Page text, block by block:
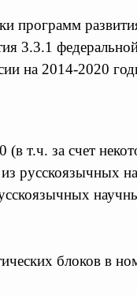
программ
3.3.1
на 2014-2020
т.ч. за счет
русскоязычных
блоков в